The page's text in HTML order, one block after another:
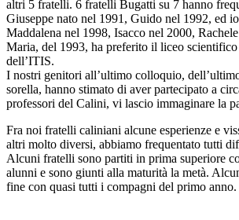
altri 5 fratelli. 6 fratelli Bugatti su 7 hanno
Giuseppe nato nel 1991, Guido nel 1992, ed
Maddalena nel 1998, Isacco nel 2000,
Maria, del 1993, ha preferito il liceo scientifico
dell’ITIS.
I nostri genitori all’ultimo colloquio,
sorella, hanno stimato di aver partecipato a
professori del Calini, vi lascio immaginare la
Fra noi fratelli caliniani alcune esperienze e
altri molto diversi, abbiamo frequentato tutti
Alcuni fratelli sono partiti in prima superiore
alunni e sono giunti alla maturità la metà.
fine con quasi tutti i compagni del primo anno.